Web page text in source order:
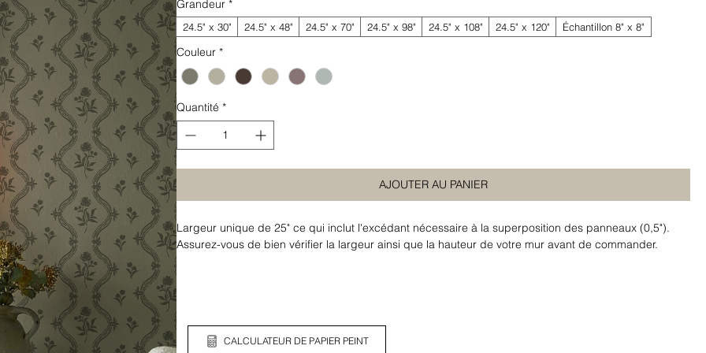
Grandeur *
24.5" x 30" 24.5" x 48" 24.5" x 70" 24.5" x 98" 24.5" x 108" 24.5" x 120" Échantillon 8" x 8"
Couleur *
Quantité *
AJOUTER AU PANIER
Largeur unique de 25" ce qui inclut l'excédant nécessaire à la superposition des panneaux (0,5").
Assurez-vous de bien vérifier la largeur ainsi que la hauteur de votre mur avant de commander.
CALCULATEUR DE PAPIER PEINT